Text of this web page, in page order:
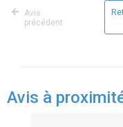
Avis
précédent
Avis à